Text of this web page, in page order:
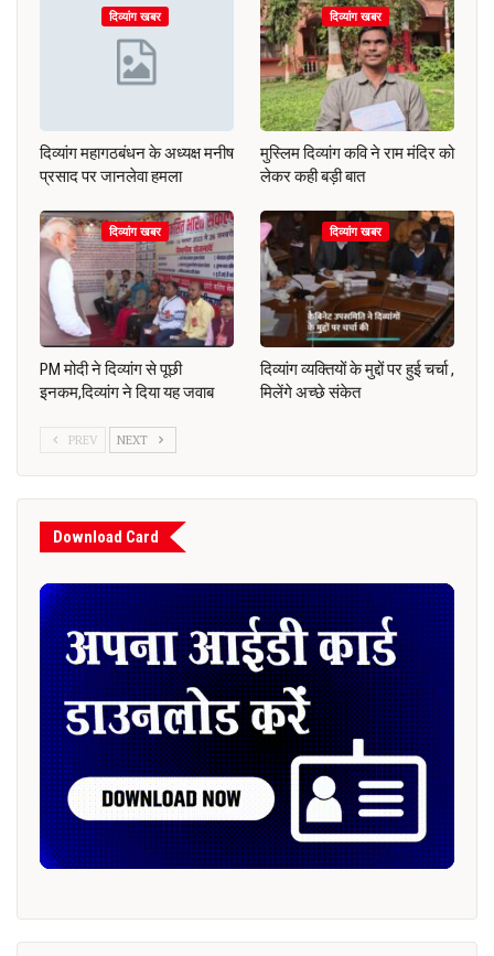
दिव्यांग खबर
दिव्यांग महागठबंधन के अध्यक्ष मनीष
प्रसाद पर जानलेवा हमला
दिव्यांग खबर
मुस्लिम दिव्यांग कवि ने राम मंदिर को
लेकर कही बड़ी बात
दिव्यांग खबर
PM मोदी ने दिव्यांग से पूछी
इनकम,दिव्यांग ने दिया यह जवाब
दिव्यांग खबर
दिव्यांग व्यक्तियों के मुद्दों पर हुई चर्चा ,
मिलेंगे अच्छे संकेत
PREV NEXT
Download Card